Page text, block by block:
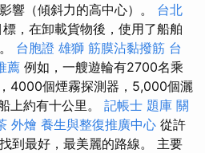
響（傾斜力的高中心）。 台北
，在卸載貨物後，使用了船舶
台胞證 雄獅 筋膜沾黏撥筋 台
薦 例如，一艘遊輪有2700名乘
4000個煙霧探測器，5,000個灑
上約有十公里。 記帳士 題庫 關
外燴 養生與整復推廣中心 從許
到最好，最美麗的路線。 主要